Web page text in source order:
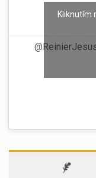
Benvingut a
Kliknutím